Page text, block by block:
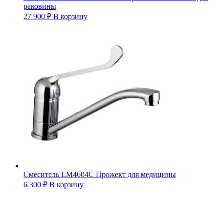
раковины
27 900 ₽ В корзину
Смеситель LM4604С Прожект для медицины
6 300 ₽ В корзину